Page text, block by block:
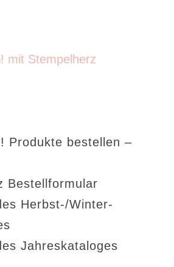
Produkte bestellen –
Bestellformular
Herbst-/Winter-
Jahreskataloges